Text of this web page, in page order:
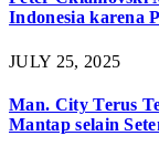
Indonesia karena
JULY 25, 2025
Man. City Terus
Mantap selain